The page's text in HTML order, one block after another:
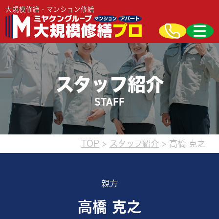
大規模修繕・マンション修繕
スタッフ紹介
STAFF
TOP > スタッフ紹介 > 高橋 克之
親方
高橋 克之